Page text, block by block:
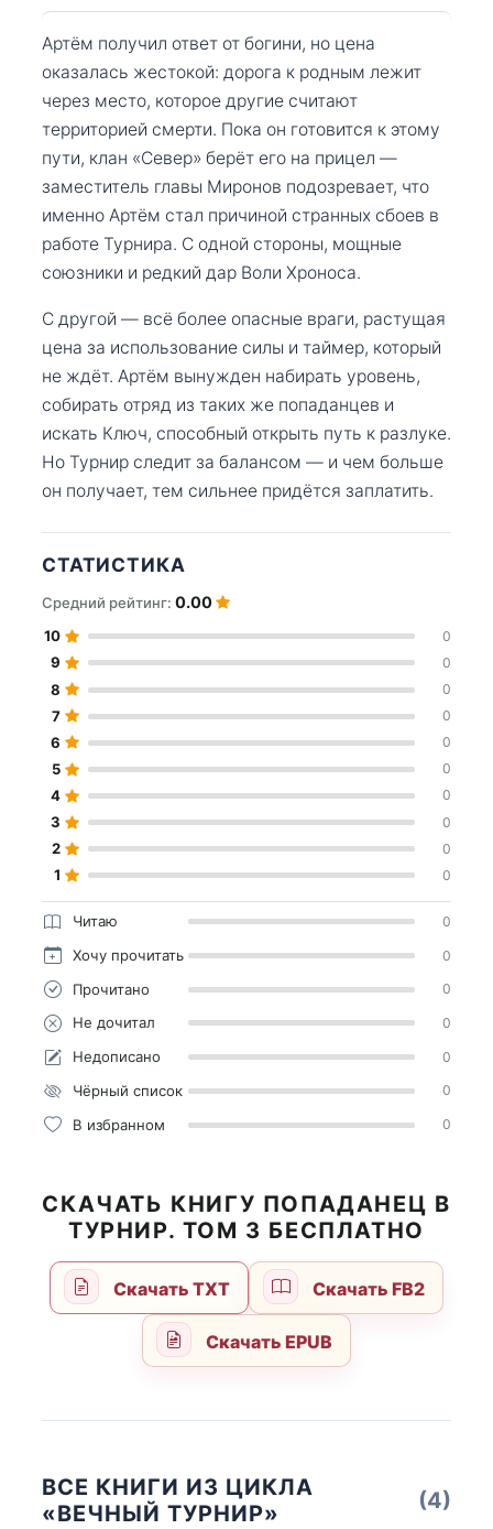
Артём получил ответ от богини, но цена
оказалась жестокой: дорога к родным лежит
через место, которое другие считают
территорией смерти. Пока он готовится к этому
пути, клан «Север» берёт его на прицел —
заместитель главы Миронов подозревает, что
именно Артём стал причиной странных сбоев в
работе Турнира. С одной стороны, мощные
союзники и редкий дар Воли Хроноса.
С другой — всё более опасные враги, растущая
цена за использование силы и таймер, который
не ждёт. Артём вынужден набирать уровень,
собирать отряд из таких же попаданцев и
искать Ключ, способный открыть путь к разлуке.
Но Турнир следит за балансом — и чем больше
он получает, тем сильнее придётся заплатить.
СТАТИСТИКА
Средний рейтинг: 0.00
10 0
9 0
8 0
7 0
6 0
5 0
4 0
3 0
2 0
1 0
Читаю 0
Хочу прочитать 0
Прочитано 0
Не дочитал 0
Недописано 0
Чёрный список 0
В избранном 0
СКАЧАТЬ КНИГУ ПОПАДАНЕЦ В
ТУРНИР. ТОМ 3 БЕСПЛАТНО
Скачать TXT Скачать FB2
Скачать EPUB
ВСЕ КНИГИ ИЗ ЦИКЛА
«ВЕЧНЫЙ ТУРНИР»
(4)